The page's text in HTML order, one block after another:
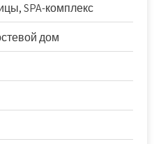
SPA-комплекс
дом